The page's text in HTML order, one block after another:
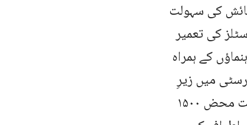
کی سہولت
کی تعمیر
کے ہمراہ
میں زیرِ
تعلیم طلبہ و طالبات کی تعداد تقریباً ۱۴۰۰۰ ہے جبکہ ہاسٹل کی سہولت محض ۱۵۰۰